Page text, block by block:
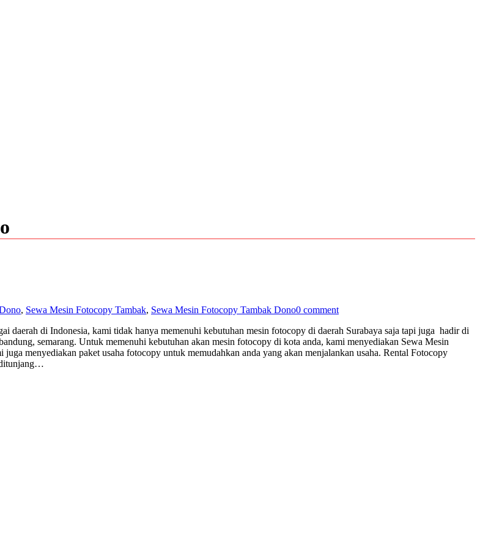
, Sewa Mesin Fotocopy Tambak, Sewa Mesin Fotocopy Tambak Dono0 comment
daerah di Indonesia, kami tidak hanya memenuhi kebutuhan mesin fotocopy di daerah Surabaya saja tapi juga hadir di
semarang. Untuk memenuhi kebutuhan akan mesin fotocopy di kota anda, kami menyediakan Sewa Mesin
menyediakan paket usaha fotocopy untuk memudahkan anda yang akan menjalankan usaha. Rental Fotocopy
ditunjang…